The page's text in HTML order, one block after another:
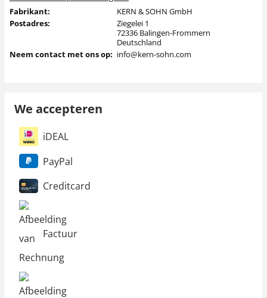
Fabrikant:
KERN & SOHN GmbH
Postadres:
Ziegelei 1
72336 Balingen-Frommern
Deutschland
Neem contact met ons op: info@kern-sohn.com
We accepteren
iDEAL
PayPal
Creditcard
Factuur